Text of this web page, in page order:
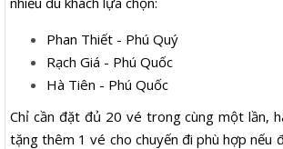
Phan Thiết - Phú Quý
Rạch Giá - Phú Quốc
Hà Tiên - Phú Quốc
Chỉ cần đặt đủ 20 vé trong cùng một lần,
tặng thêm 1 vé cho chuyến đi phù hợp nếu